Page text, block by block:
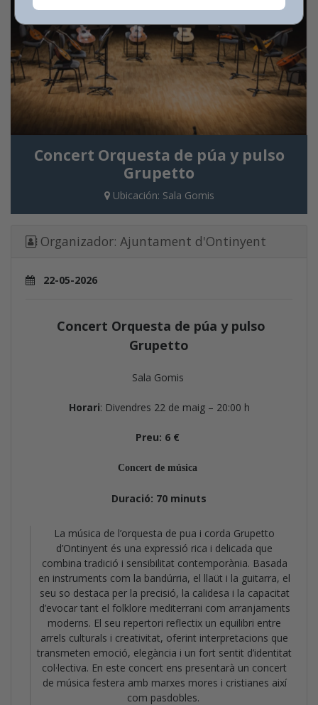
Concert Orquesta de púa y pulso
Grupetto
Ubicación: Sala Gomis
Organizador: Ajuntament d'Ontinyent
22-05-2026
Concert Orquesta de púa y pulso
Grupetto
Sala Gomis
Horari: Divendres 22 de maig – 20:00 h
Preu: 6 €
Concert de música
Duració: 70 minuts
La música de l’orquesta de pua i corda Grupetto
d’Ontinyent és una expressió rica i delicada que
combina tradició i sensibilitat contemporània. Basada
en instruments com la bandúrria, el llaüt i la guitarra, el
seu so destaca per la precisió, la calidesa i la capacitat
d’evocar tant el folklore mediterrani com arranjaments
moderns. El seu repertori reflectix un equilibri entre
arrels culturals i creativitat, oferint interpretacions que
transmeten emoció, elegància i un fort sentit d’identitat
col·lectiva. En este concert ens presentarà un concert
de música festera amb marxes mores i cristianes així
com pasdobles.